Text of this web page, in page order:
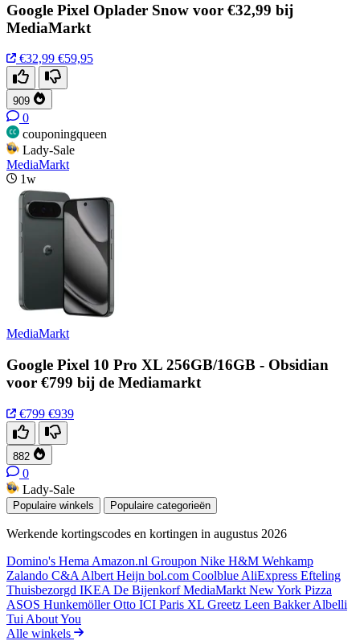
Google Pixel Oplader Snow voor €32,99 bij
MediaMarkt
€32,99 €59,95
909
0
couponingqueen
Lady-Sale
MediaMarkt
1w
MediaMarkt
Google Pixel 10 Pro XL 256GB/16GB - Obsidian
voor €799 bij de Mediamarkt
€799 €939
882
0
Lady-Sale
Populaire winkels Populaire categorieën
Werkende kortingscodes en kortingen in augustus 2026
Domino's Hema Amazon.nl Groupon Nike H&M Wehkamp
Zalando C&A Albert Heijn bol.com Coolblue AliExpress Efteling
Thuisbezorgd IKEA De BijenkorfMediaMarkt New York Pizza
ASOS HunkemöllerOtto ICI Paris XL Greetz Leen BakkerAlbelli
Tui About You
Alle winkels